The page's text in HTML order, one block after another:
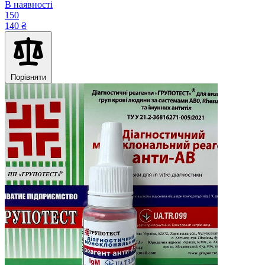
В наявності
150
140 ₴
Порівняти